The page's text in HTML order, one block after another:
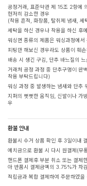
공정거래, 표준약관 제 15조 2항에
현저히 감소한 경우
(착용 흔적, 화장품, 탈취제 냄새, 세
세탁을 하신 경우나 착용을 하신 후
워싱면 종류의 제품은 워싱과정에
피팅만 해보신 경우라도 상품이 훼
배송 시 생긴 구김, 단추 바느질의
거래처 공정 과정 중 단추구멍이 완
착용 부탁드립니다)
워싱 과정 중 발생하는 냄새와 단추
지퍼의 뻣뻣한 움직임, 신발이나 가
우
환불 안내
환불시 수거 상품 확인 후 3일이내
예치금으로 환불 시 다시 원결제(무
핸드폰 결제후 부분 취소 또는 결제
아 반품시 결제금액의 3.75%가 차
적립금과 복합 결제하여 주문하였